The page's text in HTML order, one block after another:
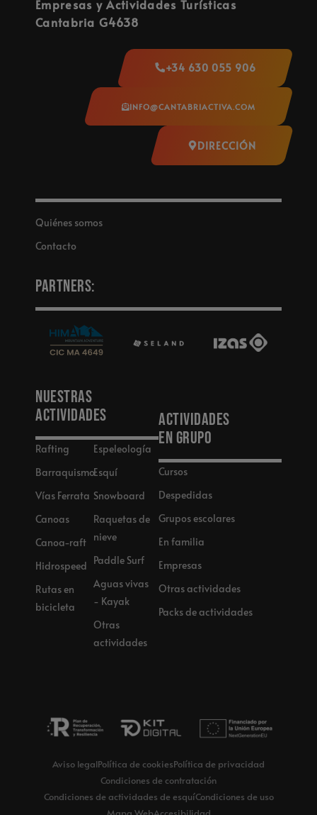
Empresas y Actividades Turísticas
Cantabria G4638
+34 630 055 906
INFO@CANTABRIACTIVA.COM
DIRECCIÓN
Quiénes somos
Contacto
Partners:
Nuestras
actividades
Rafting
Barraquismo
Vías Ferrata
Canoas
Canoa-raft
Hidrospeed
Rutas en
bicicleta
Espeleología
Esquí
Snowboard
Raquetas de
nieve
Paddle Surf
Aguas vivas
- Kayak
Otras
actividades
Actividades
en grupo
Cursos
Despedidas
Grupos escolares
En familia
Empresas
Otras actividades
Packs de actividades
Aviso legalPolítica de cookiesPolítica de privacidad
Condiciones de contratación
Condiciones de actividades de esquíCondiciones de uso